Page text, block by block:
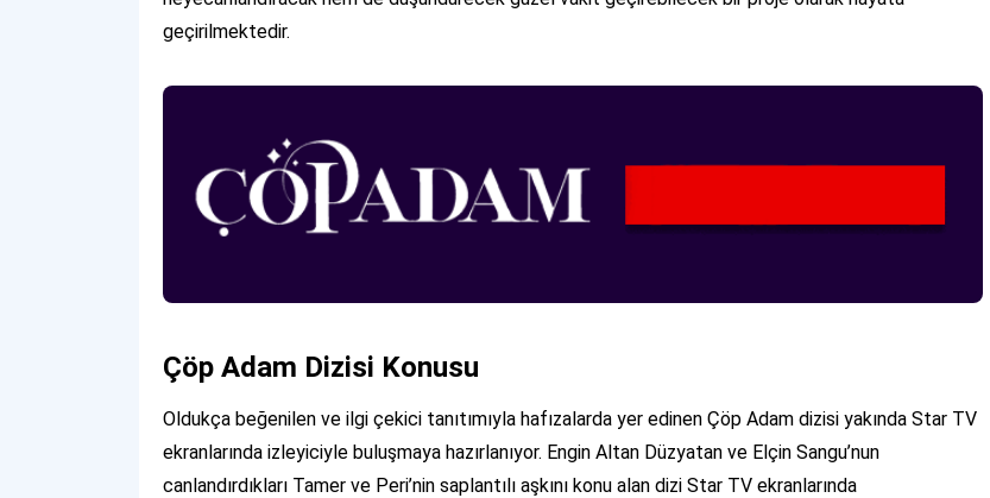
geçirilmektedir.
Çöp Adam Dizisi Konusu
Oldukça beğenilen ve ilgi çekici tanıtımıyla hafızalarda yer edinen Çöp Adam dizisi yakında Star TV
ekranlarında izleyiciyle buluşmaya hazırlanıyor. Engin Altan Düzyatan ve Elçin Sangu’nun
canlandırdıkları Tamer ve Peri’nin saplantılı aşkını konu alan dizi Star TV ekranlarında